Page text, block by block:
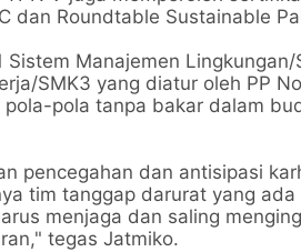
dan Roundtable Sustainable
Manajemen
SMK3 yang diatur oleh PP
pola tanpa bakar dalam
pencegahan dan antisipasi
tim tanggap darurat yang
menjaga dan saling
tegas Jatmiko.